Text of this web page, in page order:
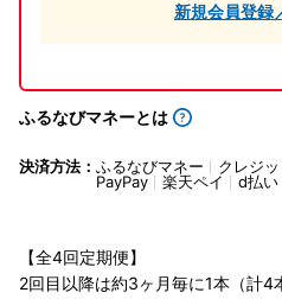
新規会員登録
ふるなびマネーとは
決済方法： ふるなびマネー クレジ
PayPay
楽天ペイ d払い
【全4回定期便】
2回目以降は約3ヶ月毎に1本（計4